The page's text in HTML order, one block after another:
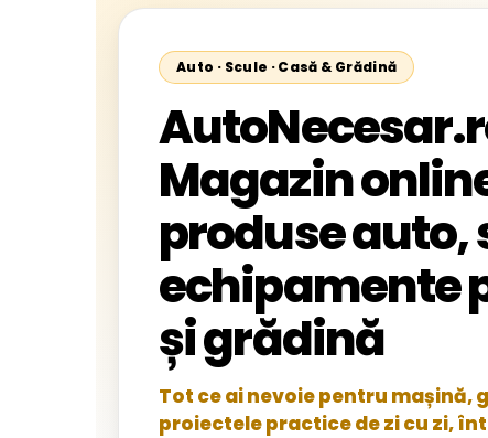
Auto · Scule · Casă & Grădină
Magazin
produse auto,
echipamente
și grădină
Tot ce ai nevoie pentru mașină,
proiectele practice de zi cu zi,